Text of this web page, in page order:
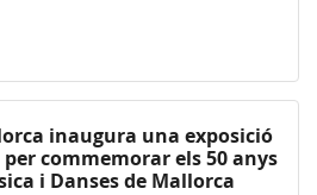
inaugura una exposició
commemorar els 50 anys
i Danses de Mallorca